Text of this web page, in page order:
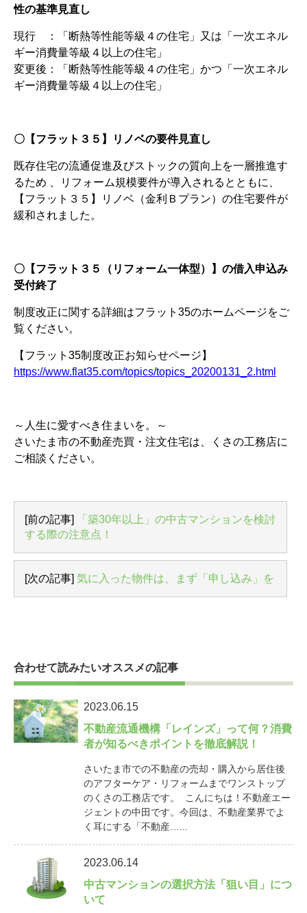
性の基準見直し
現行 ：「断熱等性能等級４の住宅」又は「一次エネル
ギー消費量等級４以上の住宅」
変更後：「断熱等性能等級４の住宅」かつ「一次エネル
ギー消費量等級４以上の住宅」
〇【フラット３５】リノベの要件見直し
既存住宅の流通促進及びストックの質向上を一層推進す
るため 、リフォーム規模要件が導入されるとともに、
【フラット３５】リノベ（金利Ｂプラン）の住宅要件が
緩和されました。
〇【フラット３５（リフォーム一体型）】の借入申込み
受付終了
制度改正に関する詳細はフラット35のホームページをご
覧ください。
【フラット35制度改正お知らせページ】
https://www.flat35.com/topics/topics_20200131_2.html
～人生に愛すべき住まいを。～
さいたま市の不動産売買・注文住宅は、くさの工務店に
ご相談ください。
[前の記事]
「築30年以上」の中古マンションを検討
する際の注意点！
[次の記事] 気に入った物件は、まず「申し込み」を
合わせて読みたいオススメの記事
2023.06.15
不動産流通機構「レインズ」って何？消費
者が知るべきポイントを徹底解説！
さいたま市での不動産の売却・購入から居住後
のアフターケア・リフォームまでワンストップ
のくさの工務店です。 こんにちは！不動産エー
ジェントの中田です。今回は、不動産業界でよ
く耳にする「不動産…...
2023.06.14
中古マンションの選択方法「狙い目」につ
いて